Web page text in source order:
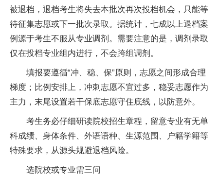
被退档，退档考生将失去本批次再次投档机会，只能等
待征集志愿或下一批次录取。据统计，七成以上退档案
例源于考生不服从专业调剂。需要注意的是，调剂录取
仅在投档专业组内进行，不会跨组调剂。
填报要遵循“冲、稳、保”原则，志愿之间形成合理
梯度；比例安排上，冲刺志愿不宜过多，稳妥志愿作为
主力，末尾设置若干保底志愿守住底线，以防意外。
考生务必仔细研读院校招生章程，留意专业有无单
科成绩、身体条件、外语语种、生源范围、户籍学籍等
特殊要求，从源头规避退档风险。
选院校或专业需三问